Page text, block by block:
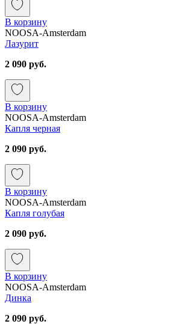
В корзину
NOOSA-Amsterdam
Лазурит
2 090 руб.
В корзину
NOOSA-Amsterdam
Капля черная
2 090 руб.
В корзину
NOOSA-Amsterdam
Капля голубая
2 090 руб.
В корзину
NOOSA-Amsterdam
Динка
2 090 руб.